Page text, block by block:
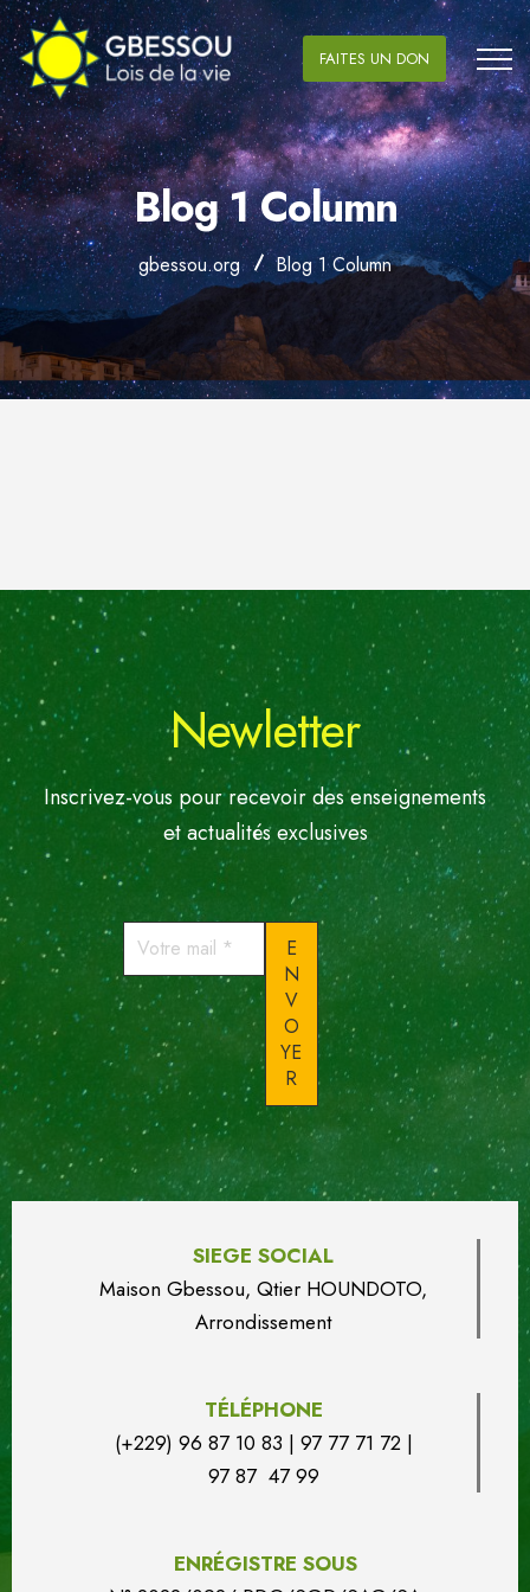
FAITES UN DON
Blog 1 Column
gbessou.org Blog 1 Column
Newletter
Inscrivez-vous pour recevoir des enseignements
et actualités exclusives
Votre
mail
SIEGE SOCIAL
Maison Gbessou, Qtier HOUNDOTO,
Arrondissement
TÉLÉPHONE
(+229) 96 87 10 83 | 97 77 71 72 |
97 87 47 99
ENRÉGISTRE SOUS